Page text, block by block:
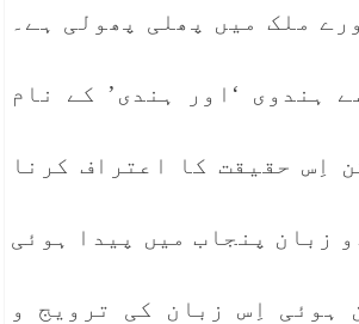
ملک میں پھلی پھولی ہے۔
ہندوی ‘اور ہندی’ کے نام
اِس حقیقت کا اعتراف کرنا
زبان پنجاب میں پیدا ہوئی
ہوئی اِس زبان کی ترویج و